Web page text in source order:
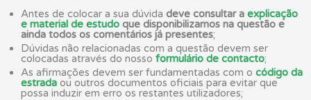
Antes de colocar a sua dúvida deve consultar a explicação
e material de estudo que disponibilizamos na questão e
ainda todos os comentários já presentes;
Dúvidas não relacionadas com a questão devem ser
colocadas através do nosso formulário de contacto;
As afirmações devem ser fundamentadas com o código da
estrada ou outros documentos oficiais para evitar que
possa induzir em erro os restantes utilizadores;